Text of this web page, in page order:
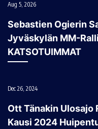
Aug 5, 2026
Sebastien Ogierin
Jyväskylän MM-
KATSOTUIMMAT
Dec 26, 2024
Ott Tänakin Ulosajo
Kausi 2024